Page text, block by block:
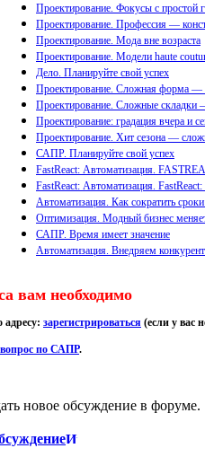
Проектирование. Фокусы с простой
Проектирование. Профессия —
Проектирование. Мода вне возраста
Проектирование. Модели haute
Дело. Планируйте свой успех
Проектирование. Сложная форма —
Проектирование. Сложные складки
Проектирование: градация вчера и
Проектирование. Хит сезона —
САПР. Планируйте свой успех
FastReact: Автоматизация.
FastReact: Автоматизация. FastReact:
Автоматизация. Как сократить
Оптимизация. Модный бизнес
САПР. Время имеет значение
Автоматизация. Внедряем
вам необходимо
адресу: зарегистрироваться (если у вас
вопрос по САПР.
новое обсуждение в форуме.